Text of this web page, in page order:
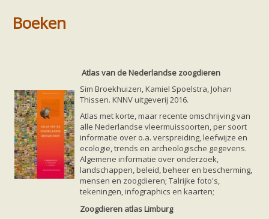
Vleermuis advies en onderzoekbureaus
Landelijk zoogdierwerkgroepen
Regionale of provinciale werkgroepen
Jeugd
Internationaal
Landelijke natuurverenigingen
Ik wil graag mee op vleermuisexcursie
Vleermuizen in de tuin
Aankondiging activiteiten
Ik ben op zoek naar een detector
Ecologie en soorten
Hoe vleermuizen leven
Voedsel en jagen
Verblijfplaatsen
Echolocatie
Boeken
Atlas van de Nederlandse zoogdieren
Sim Broekhuizen, Kamiel Spoelstra, Johan
Thissen. KNNV uitgeverij 2016.
Atlas met korte, maar recente omschrijving van
alle Nederlandse vleermuissoorten, per soort
informatie over o.a. verspreiding, leefwijze en
ecologie, trends en archeologische gegevens.
Algemene informatie over onderzoek,
landschappen, beleid, beheer en bescherming,
mensen en zoogdieren; Talrijke foto's,
tekeningen, infographics en kaarten;
Zoogdieren atlas Limburg